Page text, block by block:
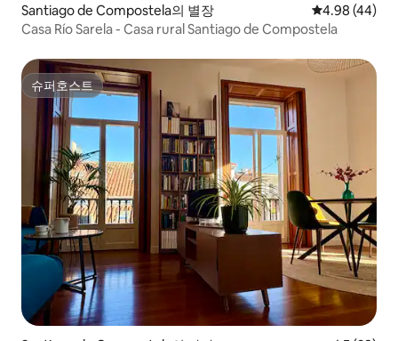
Santiago de Compostela의 별장 평점 4.98점(5
4.98 (44)
Casa Río Sarela - Casa rural Santiago de Compostela
슈퍼호스트
슈퍼호스트